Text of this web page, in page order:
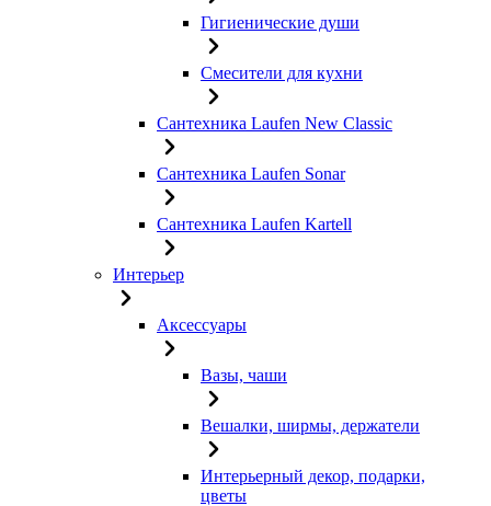
Гигиенические души
Смесители для кухни
Сантехника Laufen New Classic
Сантехника Laufen Sonar
Сантехника Laufen Kartell
Интерьер
Аксессуары
Вазы, чаши
Вешалки, ширмы, держатели
Интерьерный декор, подарки,
цветы